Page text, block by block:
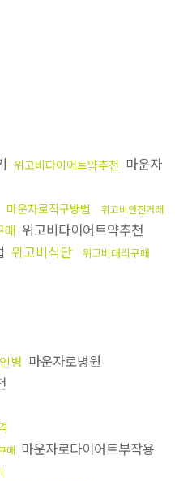
위고비다이어트약추천 마운자
마운자로직구방법
위고비안전거래
매 위고비다이어트약추천
위고비식단 위고비대리구매
병 마운자로병원
매 마운자로다이어트부작용